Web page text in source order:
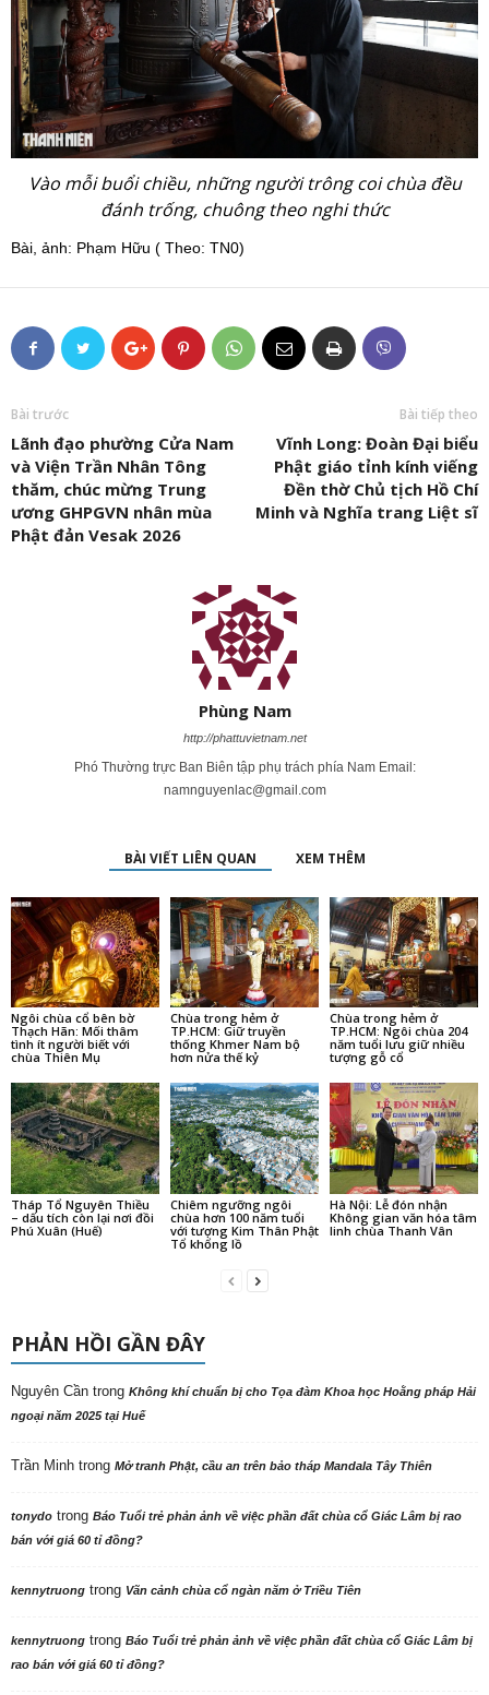
Vào mỗi buổi chiều, những người trông coi chùa đều
đánh trống, chuông theo nghi thức
Bài, ảnh: Phạm Hữu ( Theo: TN0)
Bài trước
Lãnh đạo phường Cửa Nam
và Viện Trần Nhân Tông
thăm, chúc mừng Trung
ương GHPGVN nhân mùa
Phật đản Vesak 2026
Bài tiếp theo
Vĩnh Long: Đoàn Đại biểu
Phật giáo tỉnh kính viếng
Đền thờ Chủ tịch Hồ Chí
Minh và Nghĩa trang Liệt sĩ
Phùng Nam
http://phattuvietnam.net
Phó Thường trực Ban Biên tập phụ trách phía Nam Email:
namnguyenlac@gmail.com
BÀI VIẾT LIÊN QUAN XEM THÊM
Ngôi chùa cổ bên bờ
Thạch Hãn: Mối thâm
tình ít người biết với
chùa Thiên Mụ
Chùa trong hẻm ở
TP.HCM: Giữ truyền
thống Khmer Nam bộ
hơn nửa thế kỷ
Chùa trong hẻm ở
TP.HCM: Ngôi chùa 204
năm tuổi lưu giữ nhiều
tượng gỗ cổ
Tháp Tổ Nguyên Thiều
– dấu tích còn lại nơi đồi
Phú Xuân (Huế)
Chiêm ngưỡng ngôi
chùa hơn 100 năm tuổi
với tượng Kim Thân Phật
Tổ khổng lồ
Hà Nội: Lễ đón nhận
Không gian văn hóa tâm
linh chùa Thanh Vân
PHẢN HỒI GẦN ĐÂY
Nguyên Cần trong Không khí chuẩn bị cho Tọa đàm Khoa học Hoằng pháp Hải
ngoại năm 2025 tại Huế
Trần Minh trong Mở tranh Phật, cầu an trên bảo tháp Mandala Tây Thiên
tonydo trong Báo Tuổi trẻ phản ảnh về việc phần đất chùa cổ Giác Lâm bị rao
bán với giá 60 tỉ đồng?
kennytruong trong Vãn cảnh chùa cổ ngàn năm ở Triều Tiên
kennytruong trong Báo Tuổi trẻ phản ảnh về việc phần đất chùa cổ Giác Lâm bị
rao bán với giá 60 tỉ đồng?